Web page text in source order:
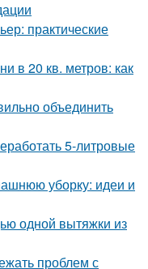
практические
в 20 кв. метров: как
объединить
5-литровые
уборку: идеи и
одной вытяжки из
проблем с